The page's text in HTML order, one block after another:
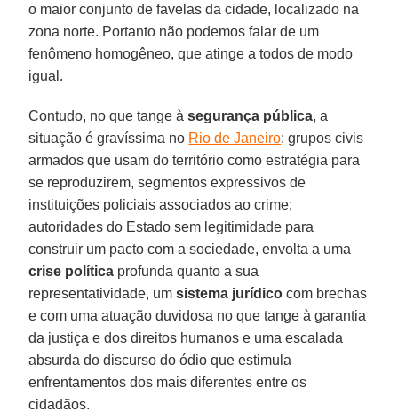
o maior conjunto de favelas da cidade, localizado na
zona norte. Portanto não podemos falar de um
fenômeno homogêneo, que atinge a todos de modo
igual.
Contudo, no que tange àsegurança pública, a
situação é gravíssima no Rio de Janeiro: grupos civis
armados que usam do território como estratégia para
se reproduzirem, segmentos expressivos de
instituições policiais associados ao crime;
autoridades do Estado sem legitimidade para
construir um pacto com a sociedade, envolta a uma
crise política profunda quanto a sua
representatividade, umsistema jurídico com brechas
e com uma atuação duvidosa no que tange à garantia
da justiça e dos direitos humanos e uma escalada
absurda do discurso do ódio que estimula
enfrentamentos dos mais diferentes entre os
cidadãos.